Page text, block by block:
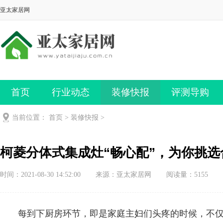
亚太家居网
首页 行业动态 装修快报 评测导购
当前位置： 首页 > 装修快报 >
柯菱分体式集成灶“畅心配”，为你挑
时间：2021-08-30 14:52:00 来源：亚太家居网 阅读量：5155
每到下厨房环节，即是家庭主妇们头疼的时候，不